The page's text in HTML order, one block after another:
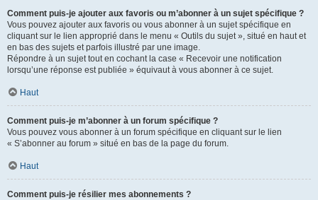
Comment puis-je ajouter aux favoris ou m’abonner à un sujet spécifique ?
Vous pouvez ajouter aux favoris ou vous abonner à un sujet spécifique en
cliquant sur le lien approprié dans le menu « Outils du sujet », situé en haut et
en bas des sujets et parfois illustré par une image.
Répondre à un sujet tout en cochant la case « Recevoir une notification
lorsqu’une réponse est publiée » équivaut à vous abonner à ce sujet.
Haut
Comment puis-je m’abonner à un forum spécifique ?
Vous pouvez vous abonner à un forum spécifique en cliquant sur le lien
« S’abonner au forum » situé en bas de la page du forum.
Haut
Comment puis-je résilier mes abonnements ?